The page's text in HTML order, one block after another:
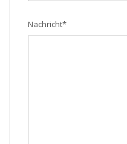
Nachricht*